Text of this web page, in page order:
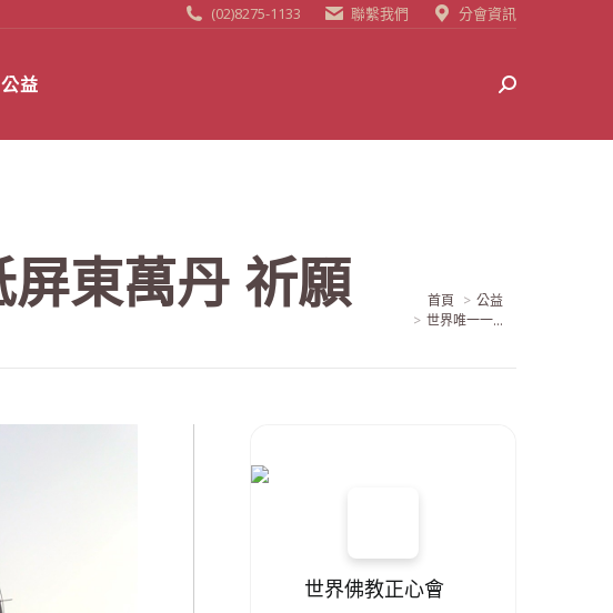
(02)8275-1133 聯繫我們 分會資訊
益 Search:
東萬丹 祈願 當前位置:
首頁
公益
世界唯一一...
世界佛教正心會